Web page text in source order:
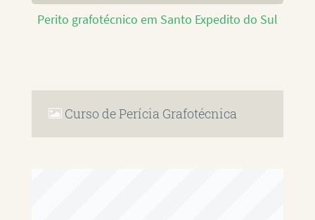
Perito grafotécnico em Santo Expedito do Sul
Curso de Perícia Grafotécnica